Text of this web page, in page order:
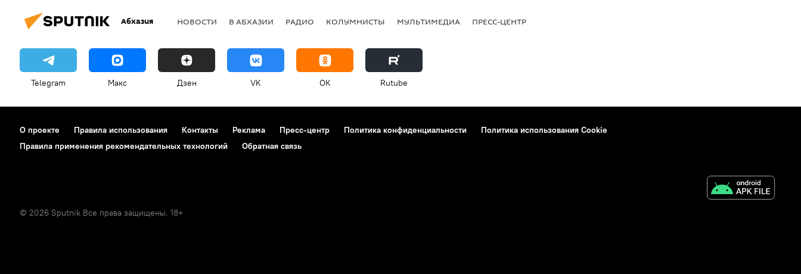
Абхазия НОВОСТИ В АБХАЗИИ РАДИО КОЛУМНИСТЫ МУЛЬТИМЕДИА ПРЕСС-ЦЕНТР
Telegram Макс Дзен VK OK Rutube
О проекте Правила использования Контакты Реклама Пресс-центр Политика конфиденциальности
Политика использования Cookie
Правила применения рекомендательных технологий
Обратная связь
© 2026 Sputnik Все права защищены. 18+